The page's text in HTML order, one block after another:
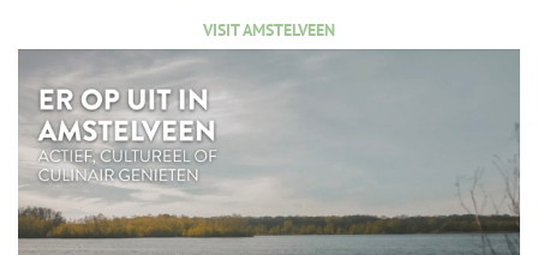
VISIT AMSTELVEEN